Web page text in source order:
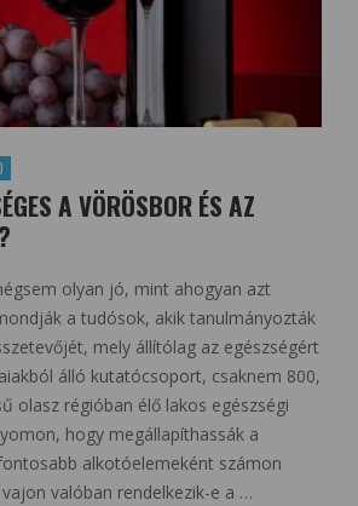
A VÖRÖSBOR ÉS AZ
olyan jó, mint ahogyan azt
a tudósok, akik tanulmányozták
mely állítólag az egészségért
álló kutatócsoport, csaknem 800,
olasz régióban élő lakos egészségi
hogy megállapíthassák a
alkotóelemeként számon
valóban rendelkezik-e a …